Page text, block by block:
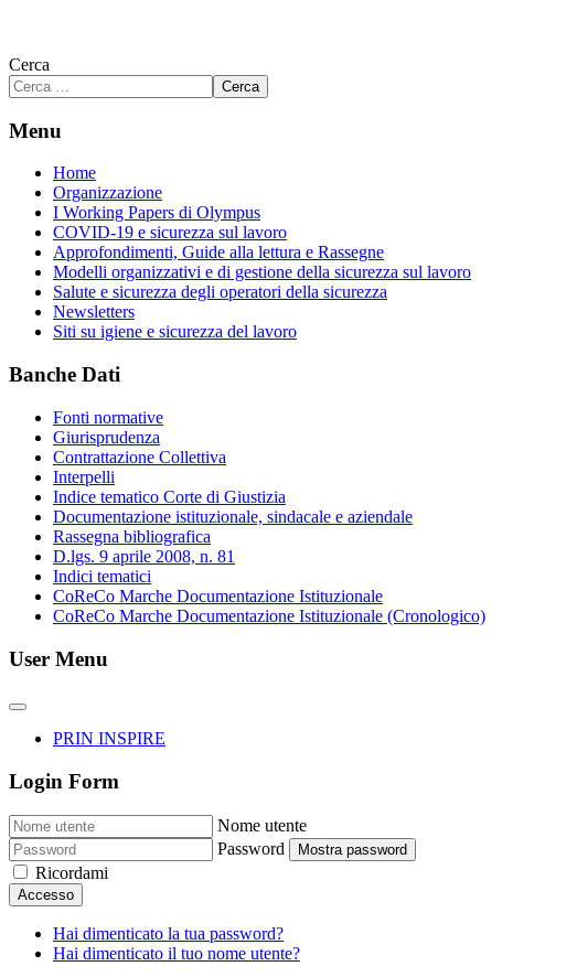
Cerca
Cerca
Menu
Home
Organizzazione
I Working Papers di Olympus
COVID-19 e sicurezza sul lavoro
Approfondimenti, Guide alla lettura e Rassegne
Modelli organizzativi e di gestione della sicurezza sul lavoro
Salute e sicurezza degli operatori della sicurezza
Newsletters
Siti su igiene e sicurezza del lavoro
Banche Dati
Fonti normative
Giurisprudenza
Contrattazione Collettiva
Interpelli
Indice tematico Corte di Giustizia
Documentazione istituzionale, sindacale e aziendale
Rassegna bibliografica
D.lgs. 9 aprile 2008, n. 81
Indici tematici
CoReCo Marche Documentazione Istituzionale
CoReCo Marche Documentazione Istituzionale (Cronologico)
User Menu
PRIN INSPIRE
Login Form
Nome utente
Password
Mostra password
Ricordami
Accesso
Hai dimenticato la tua password?
Hai dimenticato il tuo nome utente?